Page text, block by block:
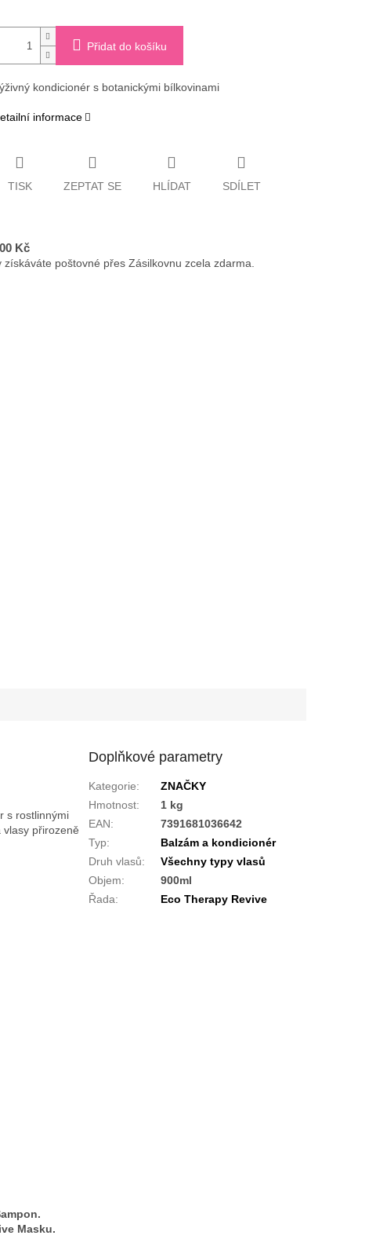
Přidat do košíku
kondicionér s botanickými bílkovinami
informace
TISK ZEPTAT SE HLÍDAT SDÍLET
Kč
poštovné přes Zásilkovnu zcela zdarma.
s rostlinnými
přirozeně
Masku.
Doplňkové parametry
Kategorie:
ZNAČKY
Hmotnost:
1 kg
EAN:
7391681036642
Typ:
Balzám a kondicionér
Druh vlasů:
Všechny typy vlasů
Objem:
900ml
Řada: Eco Therapy Revive